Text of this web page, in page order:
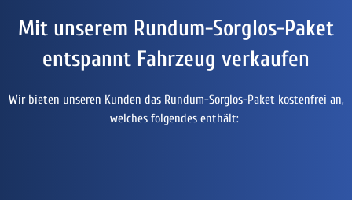
Mit unserem Rundum-Sorglos-Paket
entspannt Fahrzeug verkaufen
Wir bieten unseren Kunden das Rundum-Sorglos-Paket kostenfrei an,
welches folgendes enthält: